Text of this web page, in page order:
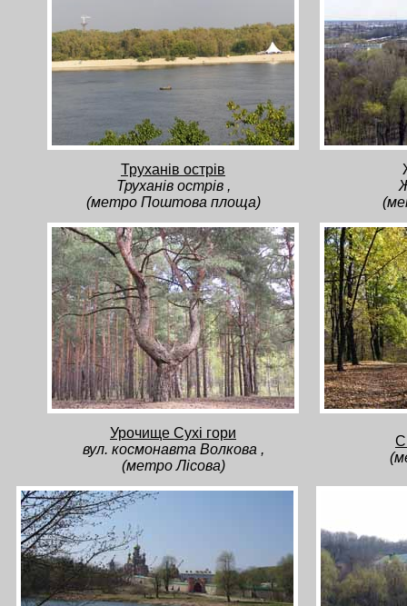
Труханів острів
Труханів острів ,
(метро Поштова площа)
Урочище Сухі гори
вул. космонавта Волкова ,
(метро Лісова)